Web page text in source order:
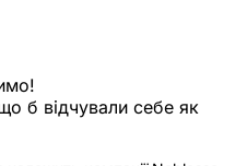
б відчували себе як